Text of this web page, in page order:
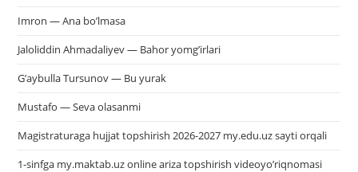
Imron — Ana bo’lmasa
Jaloliddin Ahmadaliyev — Bahor yomg’irlari
G’aybulla Tursunov — Bu yurak
Mustafo — Seva olasanmi
Magistraturaga hujjat topshirish 2026-2027 my.edu.uz sayti orqali
1-sinfga my.maktab.uz online ariza topshirish videoyo’riqnomasi